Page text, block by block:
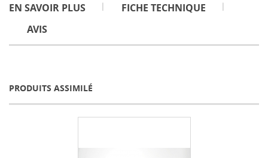
EN SAVOIR PLUS
FICHE TECHNIQUE
AVIS
PRODUITS ASSIMILÉ